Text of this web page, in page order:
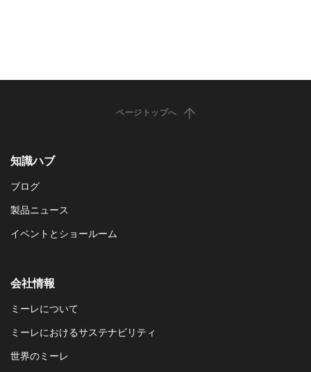
ページトップへ
知識ハブ
ブログ
製品ニュース
イベントとショールーム
会社情報
ミーレについて
ミーレにおけるサステナビリティ
世界のミーレ